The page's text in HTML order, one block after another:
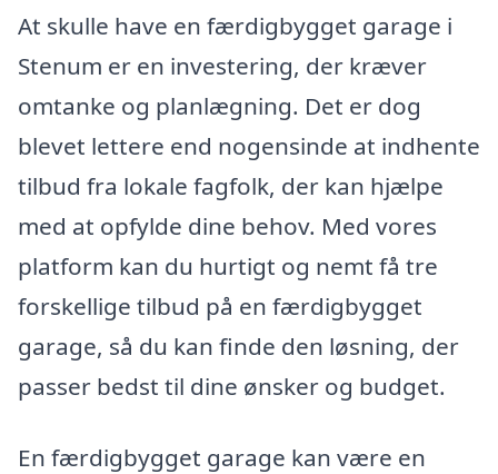
At skulle have en færdigbygget garage i
Stenum er en investering, der kræver
omtanke og planlægning. Det er dog
blevet lettere end nogensinde at indhente
tilbud fra lokale fagfolk, der kan hjælpe
med at opfylde dine behov. Med vores
platform kan du hurtigt og nemt få tre
forskellige tilbud på en færdigbygget
garage, så du kan finde den løsning, der
passer bedst til dine ønsker og budget.
En færdigbygget garage kan være en